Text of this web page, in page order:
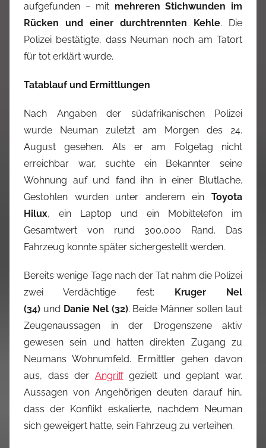
aufgefunden – mit mehreren Stichwunden im
Rücken und einer durchtrennten Kehle. Die
Polizei bestätigte, dass Neuman noch am Tatort
für tot erklärt wurde.
Tatablauf und Ermittlungen
Nach Angaben der südafrikanischen Polizei
wurde Neuman zuletzt am Morgen des 24.
August gesehen. Als er am Folgetag nicht
erreichbar war, suchte ein Bekannter seine
Wohnung auf und fand ihn in einer Blutlache.
Gestohlen wurden unter anderem ein Toyota
Hilux, ein Laptop und ein Mobiltelefon im
Gesamtwert von rund 300.000 Rand. Das
Fahrzeug konnte später sichergestellt werden.
Bereits wenige Tage nach der Tat nahm die Polizei
zwei Verdächtige fest:
Kruger Nel
(34) und Danie Nel (32). Beide Männer sollen laut
Zeugenaussagen in der Drogenszene aktiv
gewesen sein und hatten direkten Zugang zu
Neumans Wohnumfeld. Ermittler gehen davon
aus, dass der Angriffgezielt und geplant war.
Aussagen von Angehörigen deuten darauf hin,
dass der Konflikt eskalierte, nachdem Neuman
sich geweigert hatte, sein Fahrzeug zu verleihen.